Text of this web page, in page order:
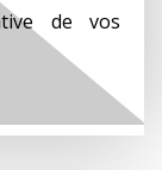
de vos